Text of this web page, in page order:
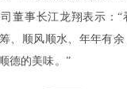
董事长江龙翔表示：“
、顺风顺水、年年有
德的美味。”